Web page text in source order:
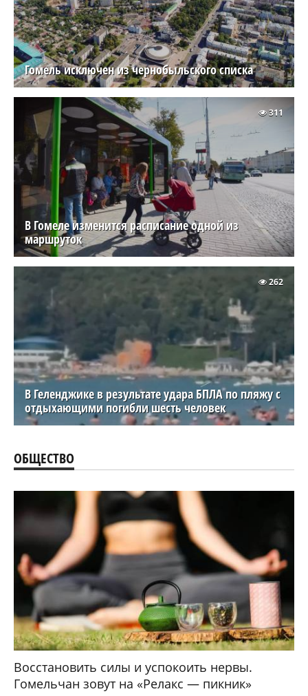
Гомель исключен из чернобыльского списка
В Гомеле изменится расписание одной из
маршруток
311
В Геленджике в результате удара БПЛА по пляжу с
отдыхающими погибли шесть человек
262
ОБЩЕСТВО
Восстановить силы и успокоить нервы.
Гомельчан зовут на «Релакс — пикник»